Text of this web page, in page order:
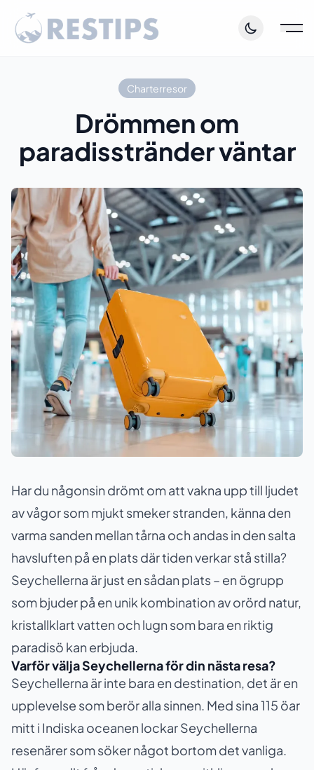
Charterresor
Drömmen om
paradisstränder väntar
Har du någonsin drömt om att vakna upp till ljudet
av vågor som mjukt smeker stranden, känna den
varma sanden mellan tårna och andas in den salta
havsluften på en plats där tiden verkar stå stilla?
Seychellerna är just en sådan plats – en ögrupp
som bjuder på en unik kombination av orörd natur,
kristallklart vatten och lugn som bara en riktig
paradisö kan erbjuda.
Varför välja Seychellerna för din nästa resa?
Seychellerna är inte bara en destination, det är en
upplevelse som berör alla sinnen. Med sina 115 öar
mitt i Indiska oceanen lockar Seychellerna
resenärer som söker något bortom det vanliga.